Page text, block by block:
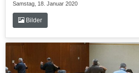
Samstag, 18. Januar 2020
Bilder